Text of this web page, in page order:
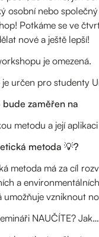
osobní nebo
Potkáme se ve
nové a ještě lepší!
je omezená.
určen pro studenty
bude zaměřen na
metodu a její
metoda 💡?
metoda má za cíl
a
umožňuje vzniknout
NAUČÍTE? Jak…